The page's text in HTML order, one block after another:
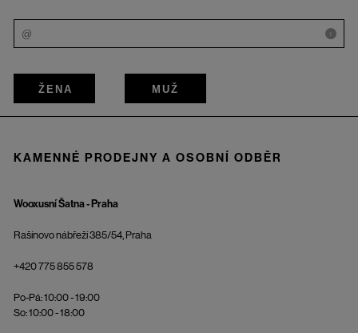
i
ŽENA MUŽ
KAMENNÉ PRODEJNY A OSOBNÍ ODBĚR
Wooxusní Šatna - Praha
Rašínovo nábřeží 385/54, Praha
+420 775 855 578
Po-Pá: 10:00 - 19:00
So: 10:00 - 18:00